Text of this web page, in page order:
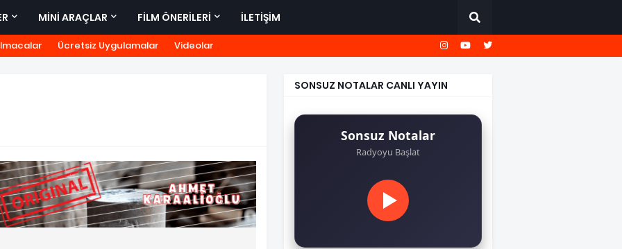
MİNİ ARAÇLAR FİLM ÖNERİLERİ İLETİŞİM
Ücretsiz Uygulamalar Videolar
SONSUZ NOTALAR CANLI YAYIN
Sonsuz Notalar
Radyoyu Başlat